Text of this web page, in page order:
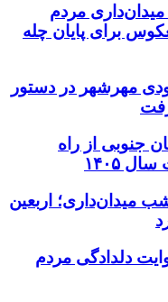
مردم
برای پایان چله
مهرشهر در دستور
جنوبی از راه
۱۴۰۵
در ۱۵۷مین شب میدان‌داری؛ اربعین
دلدادگی مردم